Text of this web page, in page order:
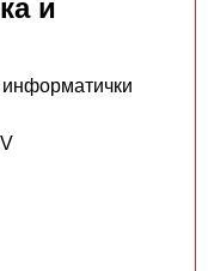
и
информатички
IV